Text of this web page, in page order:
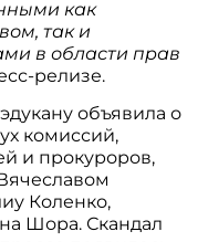
как
так и
в области прав
релизе.
объявила о
комиссий,
и прокуроров,
Коленко,
Шора. Скандал